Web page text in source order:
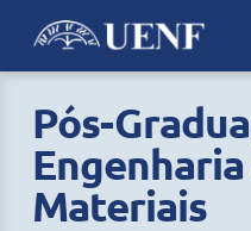
Pós-
Materiais